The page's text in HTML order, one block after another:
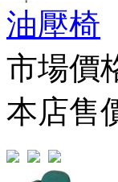
油壓椅
市場價
本店售